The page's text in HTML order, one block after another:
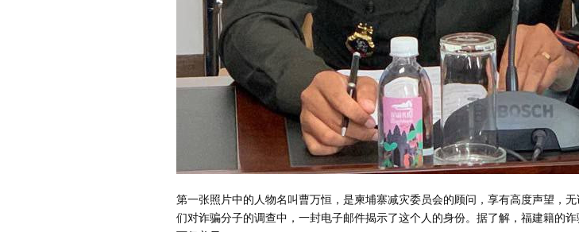
第一张照片中的人物名叫曹万恒，是柬埔寨减灾委员会的顾问，享有高度声望，
们对诈骗分子的调查中，一封电子邮件揭示了这个人的身份。据了解，福建籍的